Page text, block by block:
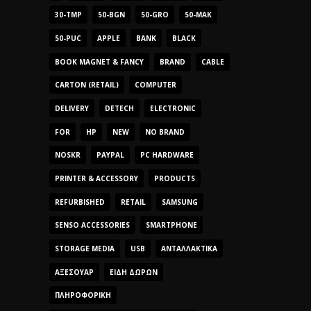
30-TMP 50-BGN 50-GRO 50-MAK
50-PUC APPLE BANK BLACK
BOOK MAGNET & FANCY BRAND CABLE
CARTON (RETAIL) COMPUTER
DELIVERY DETECH ELECTRONIC
FOR HP NEW NO BRAND
NOSKR PAYPAL PC HARDWARE
PRINTER & ACCESSORY PRODUCTS
REFURBISHED RETAIL SAMSUNG
SENSO ACCESSORIES SMARTPHONE
STORAGE MEDIA USB ΑΝΤΑΛΛΑΚΤΙΚΆ
ΑΞΕΣΟΥΆΡ ΕΊΔΗ ΔΏΡΩΝ
ΠΛΗΡΟΦΟΡΙΚΉ